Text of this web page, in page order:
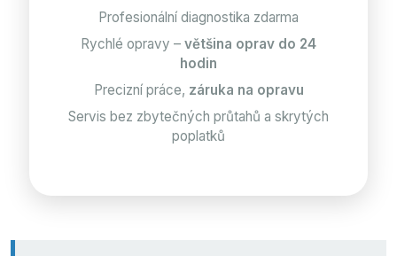
Profesionální diagnostika zdarma
Rychlé opravy – většina oprav do 24
hodin
Precizní práce, záruka na opravu
Servis bez zbytečných průtahů a skrytých
poplatků